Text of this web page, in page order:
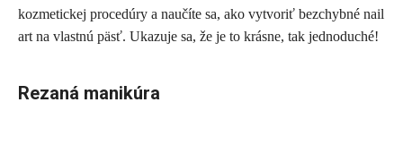
kozmetickej procedúry a naučíte sa, ako vytvoriť bezchybné nail
art na vlastnú päsť. Ukazuje sa, že je to krásne, tak jednoduché!
Rezaná manikúra
reddit
Viber